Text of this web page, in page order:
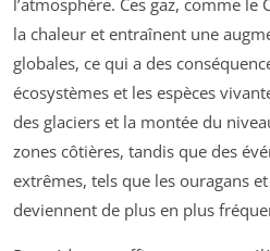
la chaleur et entraînent une
globales, ce qui a des
écosystèmes et les espèces
des glaciers et la montée du
zones côtières, tandis que des
extrêmes, tels que les ouragans et
deviennent de plus en plus